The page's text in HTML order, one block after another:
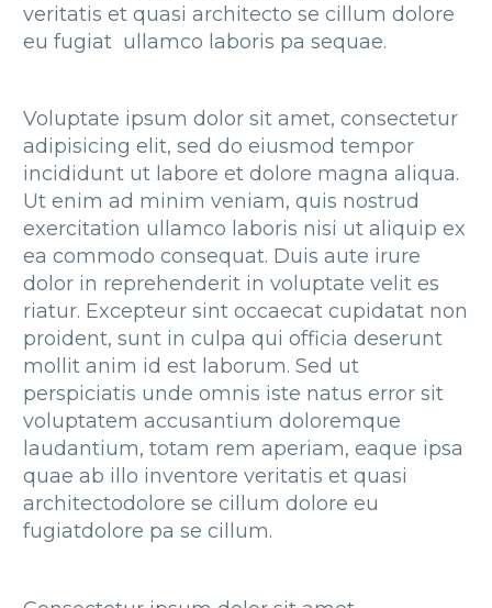
veritatis et quasi architecto se cillum dolore
eu fugiat ullamco laboris pa sequae.
Voluptate ipsum dolor sit amet, consectetur
adipisicing elit, sed do eiusmod tempor
incididunt ut labore et dolore magna aliqua.
Ut enim ad minim veniam, quis nostrud
exercitation ullamco laboris nisi ut aliquip ex
ea commodo consequat. Duis aute irure
dolor in reprehenderit in voluptate velit es
riatur. Excepteur sint occaecat cupidatat non
proident, sunt in culpa qui officia deserunt
mollit anim id est laborum. Sed ut
perspiciatis unde omnis iste natus error sit
voluptatem accusantium doloremque
laudantium, totam rem aperiam, eaque ipsa
quae ab illo inventore veritatis et quasi
architectodolore se cillum dolore eu
fugiatdolore pa se cillum.